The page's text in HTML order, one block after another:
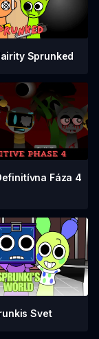
Sprunked
Fáza 4
Svet